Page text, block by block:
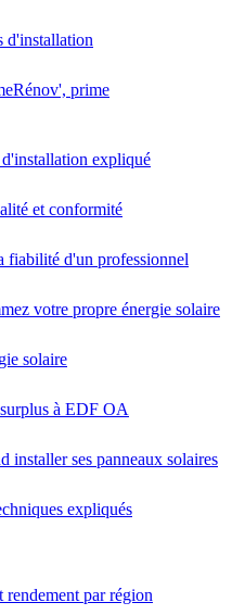
d'installation
prime
expliqué
et conformité
fiabilité d'un professionnel
votre propre énergie solaire
solaire
à EDF OA
installer ses panneaux solaires
expliqués
rendement par région